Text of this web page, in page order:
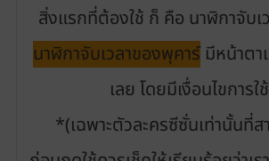
สิ่งแรกที่ต้องใช้ ก็ คือ นาฬิกาจับ
นาฬิกาจับเวลาของพุคาร์ มีหน้าตา
เลย โดยมีเงื่อนไขการใ
*(เฉพาะตัวละครซีซั่นเท่านั้นที่ส